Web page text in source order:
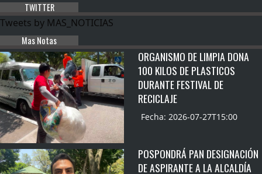
TWITTER
Tweets by MAS_NOTICIAS
Mas Notas
ORGANISMO DE LIMPIA DONA
100 KILOS DE PLASTICOS
DURANTE FESTIVAL DE
RECICLAJE
Fecha: 2026-07-27T15:00
POSPONDRÁ PAN DESIGNACIÓN
DE ASPIRANTE A LA ALCALDÍA